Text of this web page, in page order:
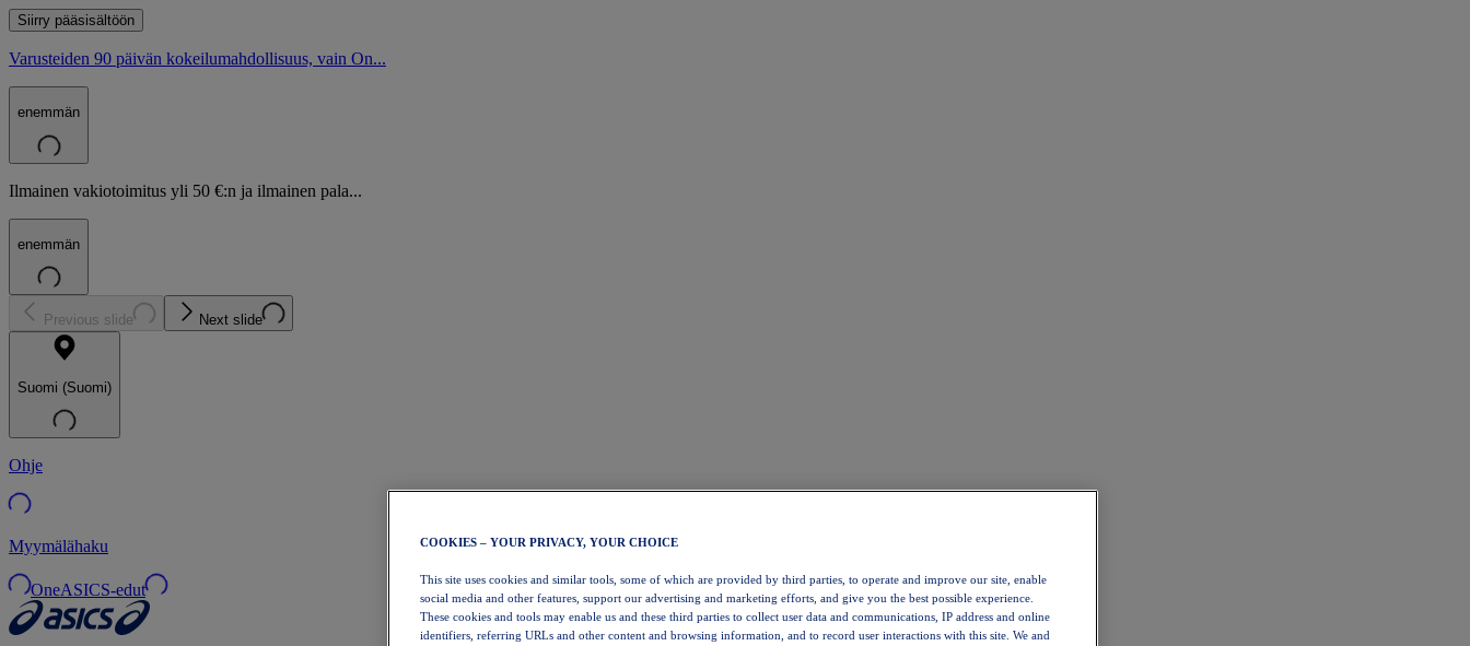
Siirry pääsisältöön
Varusteiden 90 päivän kokeilumahdollisuus, vain On...
enemmän
Ilmainen vakiotoimitus yli 50 €:n ja ilmainen pala...
enemmän
Previous slide Next slide
Suomi (Suomi)
Ohje
Myymälähaku
OneASICS-edut
COOKIES – YOUR PRIVACY, YOUR CHOICE
This site uses cookies and similar tools, some of which are provided by third parties, to operate and improve our site, enable
social media and other features, support our advertising and marketing efforts, and give you the best possible experience.
These cookies and tools may enable us and these third parties to collect user data and communications, IP address and online
identifiers, referring URLs and other content and browsing information, and to record user interactions with this site. We and